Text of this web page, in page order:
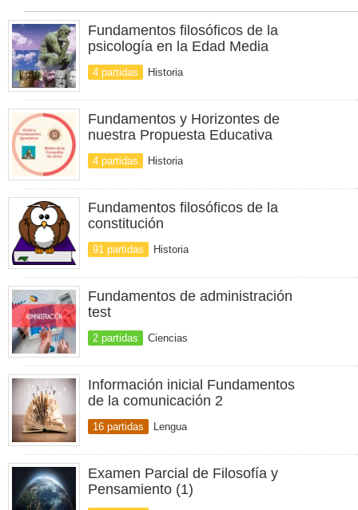
Fundamentos filosóficos de la
psicología en la Edad Media
4 partidas Historia
Fundamentos y Horizontes de
nuestra Propuesta Educativa
4 partidas Historia
Fundamentos filosóficos de la
constitución
91 partidas Historia
Fundamentos de administración
test
2 partidas Ciencias
Información inicial Fundamentos
de la comunicación 2
16 partidas Lengua
Examen Parcial de Filosofía y
Pensamiento (1)